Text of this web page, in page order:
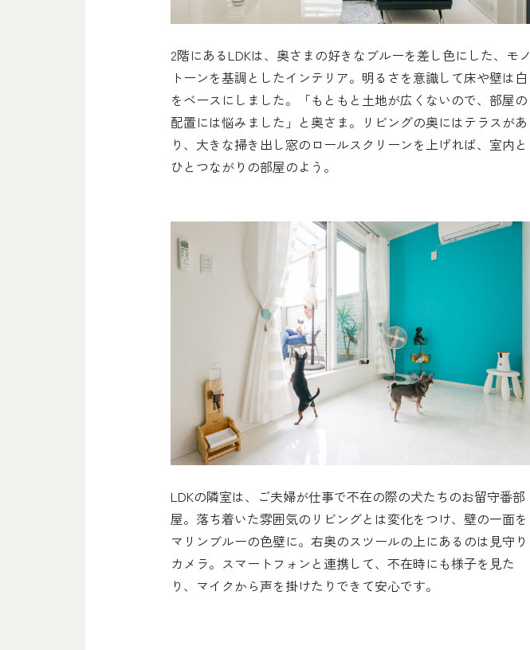
2階にあるLDKは、奥さまの好きなブルーを差し色にした、モノ
トーンを基調としたインテリア。明るさを意識して床や壁は白
をベースにしました。「もともと土地が広くないので、部屋の
配置には悩みました」と奥さま。リビングの奥にはテラスがあ
り、大きな掃き出し窓のロールスクリーンを上げれば、室内と
ひとつながりの部屋のよう。
LDKの隣室は、ご夫婦が仕事で不在の際の犬たちのお留守番部
屋。落ち着いた雰囲気のリビングとは変化をつけ、壁の一面を
マリンブルーの色壁に。右奥のスツールの上にあるのは見守り
カメラ。スマートフォンと連携して、不在時にも様子を見た
り、マイクから声を掛けたりできて安心です。